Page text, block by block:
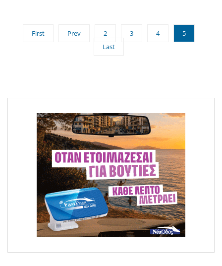
First Prev 2 3 4
5
Last